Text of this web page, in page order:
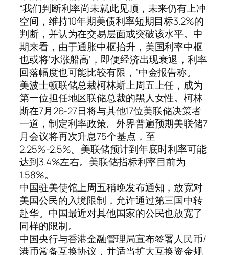
“我们判断利率尚未就此见顶，未来仍有上冲
空间，维持10年期美债利率短期目标3.2%的
判断，并认为在交易层面或突破该水平。中
期来看，由于通胀中枢抬升，美国利率中枢
也或将‘水涨船高’，即便经济出现衰退，利率
回落幅度也可能比较有限，”中金报告称。
美波士顿联储总裁柯林斯上周五上任，成为
第一位担任地区联储总裁的黑人女性。柯林
斯在7月26-27日将与其他17位美联储决策者
一道，制定利率政策。外界普遍预期美联储7
月会议将再次升息75个基点，至
2.25%-2.5%。美联储预计到年底时利率可能
达到3.4%左右。美联储指标利率目前为
1.58%。
中国驻美使馆上周五稍晚发布通知，放宽对
美国公民的入境限制，允许通过第三国中转
赴华。中国最近对其他国家的公民也放宽了
同样的限制。
中国央行与香港金融管理局宣布签署人民币/
港币常备互换协议，并适当扩大互换资金规